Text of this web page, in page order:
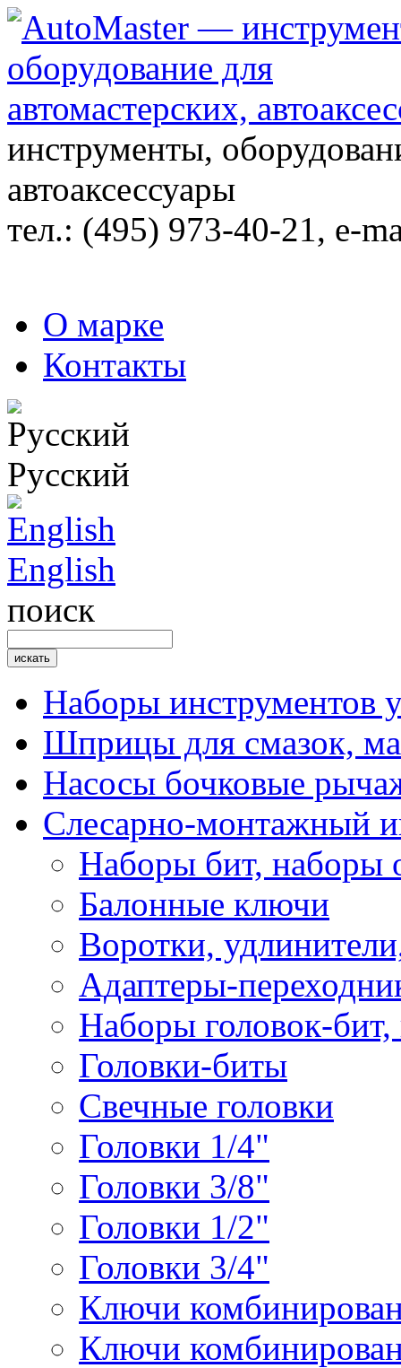
инструменты,
автоаксессуары
тел.: (495) 973-40-21, e-
О марке
Контакты
Русский
English
поиск
Наборы инструментов
Шприцы для смазок,
Насосы бочковые
Слесарно-монтажный
Наборы бит, наборы
Балонные ключи
Воротки,
Адаптеры-
Наборы головок-бит,
Головки-биты
Свечные головки
Головки 1/4"
Головки 3/8"
Головки 1/2"
Головки 3/4"
Ключи
Ключи